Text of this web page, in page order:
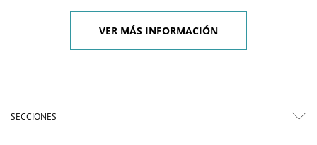
VER MÁS INFORMACIÓN
SECCIONES